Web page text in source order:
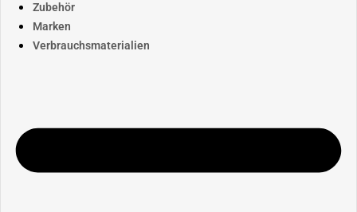
Zubehör
Marken
Verbrauchsmaterialien